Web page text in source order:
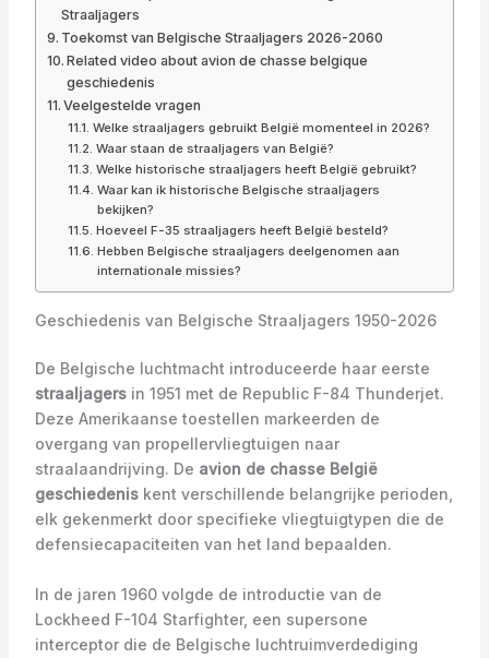
Straaljagers
Toekomst van Belgische Straaljagers 2026-2060
Related video about avion de chasse belgique
geschiedenis
Veelgestelde vragen
Welke straaljagers gebruikt België momenteel in 2026?
Waar staan de straaljagers van België?
Welke historische straaljagers heeft België gebruikt?
Waar kan ik historische Belgische straaljagers
bekijken?
Hoeveel F-35 straaljagers heeft België besteld?
Hebben Belgische straaljagers deelgenomen aan
internationale missies?
Geschiedenis van Belgische Straaljagers 1950-2026
De Belgische luchtmacht introduceerde haar eerste
straaljagersin 1951 met de Republic F-84 Thunderjet.
Deze Amerikaanse toestellen markeerden de
overgang van propellervliegtuigen naar
straalaandrijving. De avion de chasse België
geschiedeniskent verschillende belangrijke perioden,
elk gekenmerkt door specifieke vliegtuigtypen die de
defensiecapaciteiten van het land bepaalden.
In de jaren 1960 volgde de introductie van de
Lockheed F-104 Starfighter, een supersone
interceptor die de Belgische luchtruimverdediging